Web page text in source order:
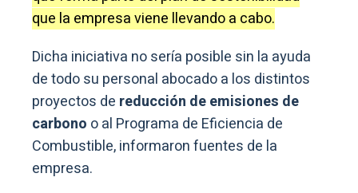
que la empresa viene llevando a cabo.
Dicha iniciativa no sería posible sin la ayuda
de todo su personal abocado a los distintos
proyectos de reducción de emisiones de
carbono o al Programa de Eficiencia de
Combustible, informaron fuentes de la
empresa.